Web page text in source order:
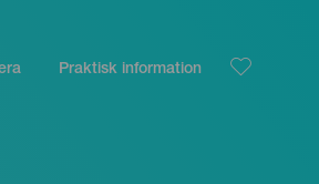
Praktisk information